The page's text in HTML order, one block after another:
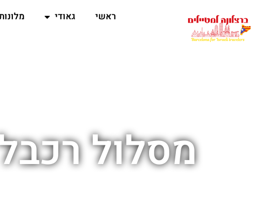
ראשי גאודי
מסלול